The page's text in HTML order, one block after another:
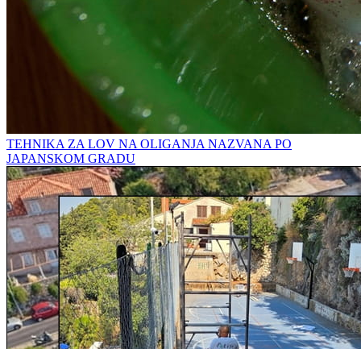
TEHNIKA ZA LOV NA OLIGANJA NAZVANA PO
JAPANSKOM GRADU